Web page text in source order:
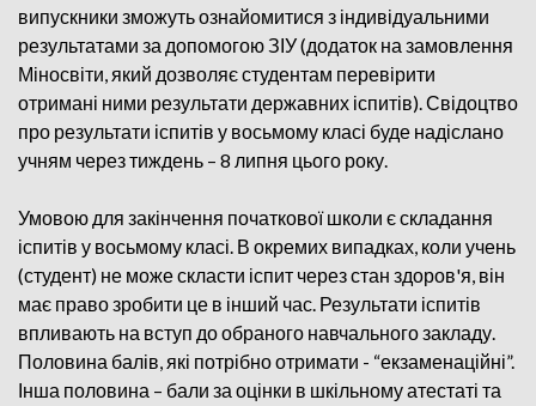
випускники зможуть ознайомитися з індивідуальними
результатами за допомогою ЗІУ (додаток на замовлення
Міносвіти, який дозволяє студентам перевірити
отримані ними результати державних іспитів). Свідоцтво
про результати іспитів у восьмому класі буде надіслано
учням через тиждень – 8 липня цього року.
Умовою для закінчення початкової школи є складання
іспитів у восьмому класі. В окремих випадках, коли учень
(студент) не може скласти іспит через стан здоров'я, він
має право зробити це в інший час. Результати іспитів
впливають на вступ до обраного навчального закладу.
Половина балів, які потрібно отримати - “екзаменаційні”.
Інша половина – бали за оцінки в шкільному атестаті та